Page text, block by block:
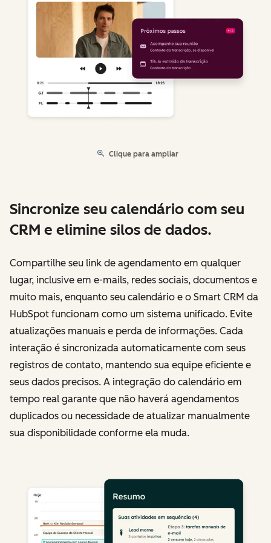
Clique para ampliar
Sincronize seu calendário com seu
CRM e elimine silos de dados.
Compartilhe seu link de agendamento em qualquer
lugar, inclusive em e-mails, redes sociais, documentos e
muito mais, enquanto seu calendário e o Smart CRM da
HubSpot funcionam como um sistema unificado. Evite
atualizações manuais e perda de informações. Cada
interação é sincronizada automaticamente com seus
registros de contato, mantendo sua equipe eficiente e
seus dados precisos. A integração do calendário em
tempo real garante que não haverá agendamentos
duplicados ou necessidade de atualizar manualmente
sua disponibilidade conforme ela muda.